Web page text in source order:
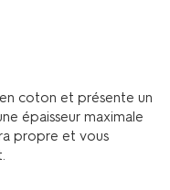
coton et présente un
épaisseur maximale
propre et vous